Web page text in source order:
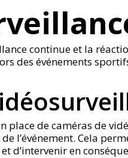
continue et la
des événements
place de caméras de
l’événement. Cela
d’intervenir en